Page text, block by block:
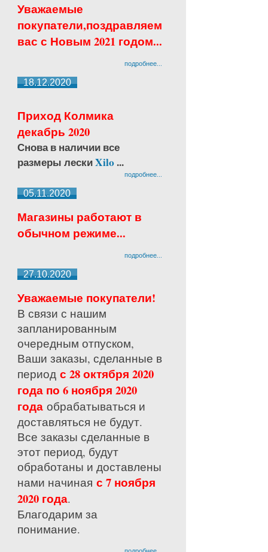
Уважаемые
покупатели,поздравляем
вас с Новым 2021 годом...
подробнее...
18.12.2020
Приход Колмика
декабрь 2020
Снова в наличии все
размеры лескиXilo...
подробнее...
05.11.2020
Магазины работают в
обычном режиме...
подробнее...
27.10.2020
Уважаемые покупатели!
В связи с нашим
запланированным
очередным отпуском,
Ваши заказы, сделанные в
период с 28 октября 2020
года по 6 ноября 2020
года обрабатываться и
доставляться не будут.
Все заказы сделанные в
этот период, будут
обработаны и доставлены
нами начиная с 7 ноября
2020 года.
Благодарим за
понимание.